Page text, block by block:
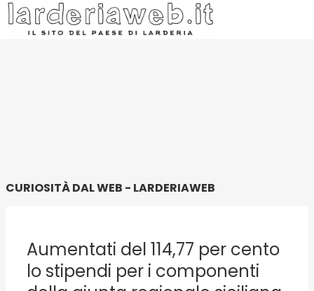
CURIOSITÀ DAL WEB - LARDERIAWEB
Aumentati del 114,77 per cento
lo stipendi per i componenti